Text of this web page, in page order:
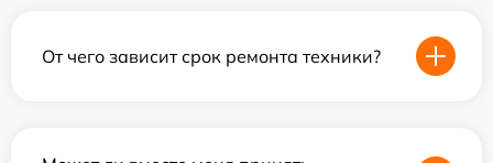
От чего зависит срок ремонта техники?